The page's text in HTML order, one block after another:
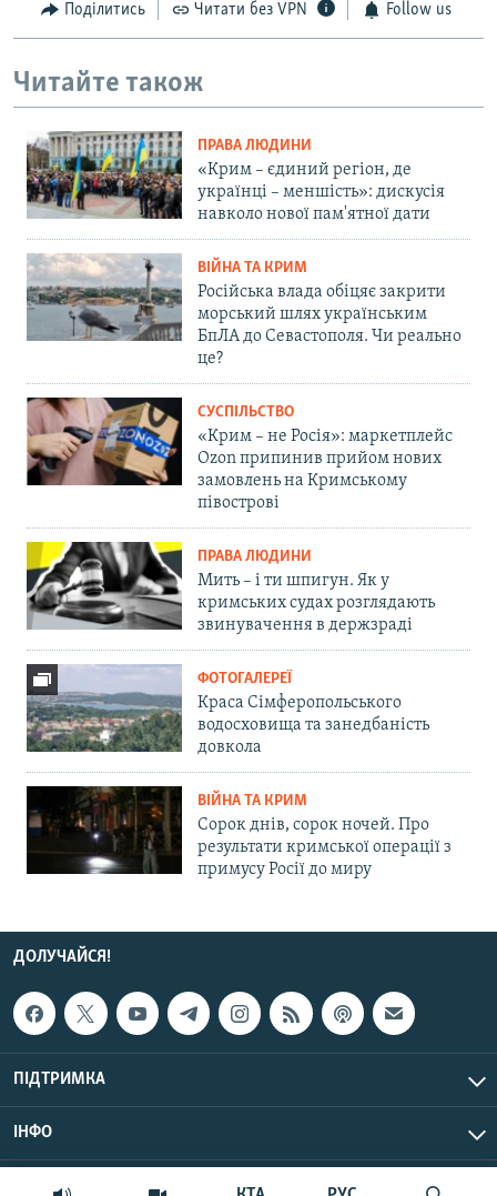
Поділитись Читати без VPN Follow us
Читайте також
ПРАВА ЛЮДИНИ
«Крим – єдиний регіон, де
українці – меншість»: дискусія
навколо нової пам'ятної дати
ВІЙНА ТА КРИМ
Російська влада обіцяє закрити
морський шлях українським
БпЛА до Севастополя. Чи реально
це?
СУСПІЛЬСТВО
«Крим – не Росія»: маркетплейс
Ozon припинив прийом нових
замовлень на Кримському
півострові
ПРАВА ЛЮДИНИ
Мить – і ти шпигун. Як у
кримських судах розглядають
звинувачення в держзраді
ФОТОГАЛЕРЕЇ
Краса Сімферопольського
водосховища та занедбаність
довкола
ВІЙНА ТА КРИМ
Сорок днів, сорок ночей. Про
результати кримської операції з
примусу Росії до миру
ДОЛУЧАЙСЯ!
ПІДТРИМКА
ІНФО
© Крим.Реалії, 2026 | Усі права застережено.